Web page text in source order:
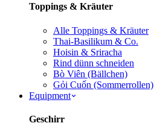
Toppings & Kräuter
Alle Toppings & Kräuter
Thai-Basilikum & Co.
Hoisin & Sriracha
Rind dünn schneiden
Bò Viên (Bällchen)
Gỏi Cuốn (Sommerrollen)
Equipment
Geschirr